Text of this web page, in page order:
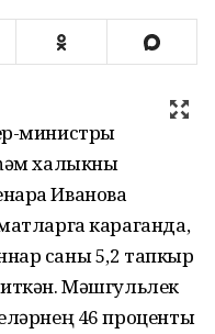
министры
халыкны
Иванова
караганда,
саны 5,2 тапкыр
Мәшгульлек
46 проценты